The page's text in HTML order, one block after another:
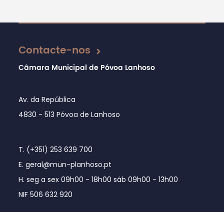
Atualizado em 17/01/2019
Contacte-nos
Câmara Municipal de Póvoa Lanhoso
Av. da República
4830 - 513 Póvoa de Lanhoso
T. (+351) 253 639 700
E. geral@mun-planhoso.pt
H. seg a sex 09h00 - 18h00 sáb 09h00 - 13h00
NIF 506 632 920